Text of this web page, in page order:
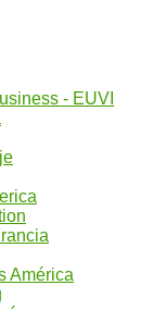
- EUVI
América